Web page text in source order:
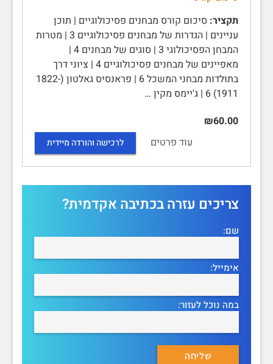
תקציר: סיכום קורס מבחנים פסיכולוגיים | תוכן
עניינים | הגדרות של מבחנים פסיכולוגיים 3 | מטרות
המבחן הפסיכולוגי 3 | סוגים של מבחנים 4 |
מאפיינים של מבחנים פסיכולוגיים 4 | ציוני דרך
בתולדות מבחני המשכל 6 | פראנסיס גאלטון (1822-
1911) 6 | ג'יימס מקין …
₪60.00
עוד פרטים
לרכישה והורדה מיידית
צריכים עזרה בכתיבה אקדמית?
שם:
אימייל:
במה נוכל לעזור: